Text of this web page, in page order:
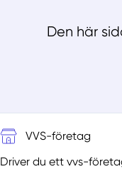
Den här
VVS-företag
Driver du ett vvs-